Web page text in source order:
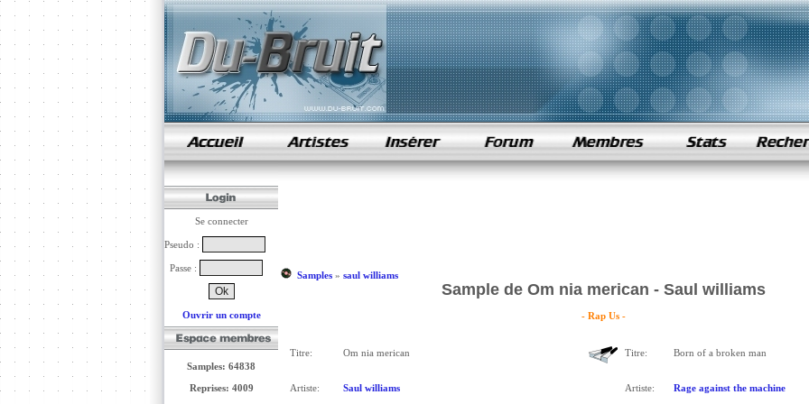
samples de rap
Se connecter
Pseudo :
Passe :
Ouvrir un compte
Samples: 64838
Reprises: 4009
Samples» saul williams
Sample de Om nia merican - Saul williams
- Rap Us -
Titre: Om nia merican
Artiste: Saul williams
Titre: Born of a broken man
Artiste: Rage against the machine